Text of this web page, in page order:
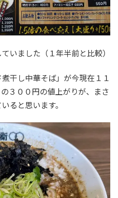
いました（１年半前と比較）
干し中華そば」が今現在１１
３００円の値上がりが、まさ
ると思います。